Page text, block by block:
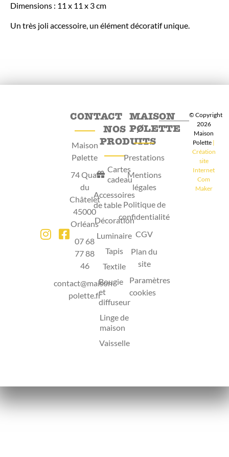
Dimensions : 11 x 11 x 3 cm
Un très joli accessoire, un élément décoratif unique.
CONTACT
Maison
Pølette
74 Quai
du
Châtelet
45000
Orléans
07 68
77 88
46
contact@maison-
polette.fr
NOS
PRODUITS
Cartes
cadeau
Accessoires
de table
Décoration
Luminaire
Tapis
Textile
Bougie
et
diffuseur
Linge de
maison
Vaisselle
MAISON
PØLETTE
Prestations
Mentions
légales
Politique de
confidentialité
CGV
Plan du
site
Paramètres
cookies
© Copyright
2026
Maison
Polette |
Création
site
Internet
Com
Maker